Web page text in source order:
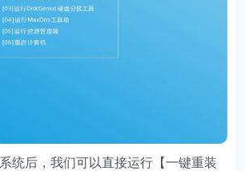
后，我们可以直接运行【一键重装